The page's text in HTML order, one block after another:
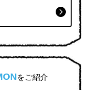
をご紹介